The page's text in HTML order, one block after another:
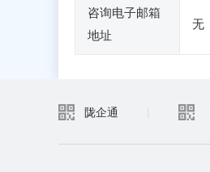
咨询电子邮箱
地址
无
陇企通